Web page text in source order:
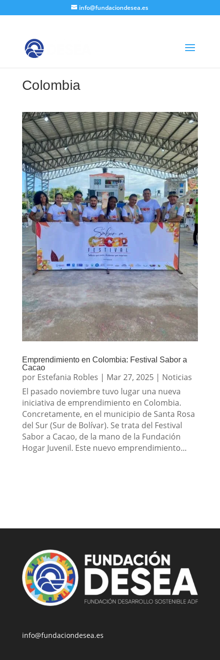
info@fundaciondesea.es
Colombia
Emprendimiento en Colombia: Festival Sabor a
Cacao
por Estefania Robles | Mar 27, 2025| Noticias
El pasado noviembre tuvo lugar una nueva
iniciativa de emprendimiento en Colombia.
Concretamente, en el municipio de Santa Rosa
del Sur (Sur de Bolívar). Se trata del Festival
Sabor a Cacao, de la mano de la Fundación
Hogar Juvenil. Este nuevo emprendimiento...
info@fundaciondesea.es